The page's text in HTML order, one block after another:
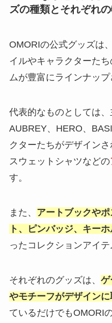
ズの種類とそれぞれ
OMORIの公式グッズは
イルやキャラクターた
ムが豊富にラインナップ
代表的なものとしては、
AUBREY、HERO、
クターたちがデザインさ
スウェットシャツなどの
す。
また、 アートブックや
ト、ピンバッジ、キー
ったコレクションアイテ
それぞれのグッズは、 ゲ
やモチーフがデザイン
ているだけでもOMORI